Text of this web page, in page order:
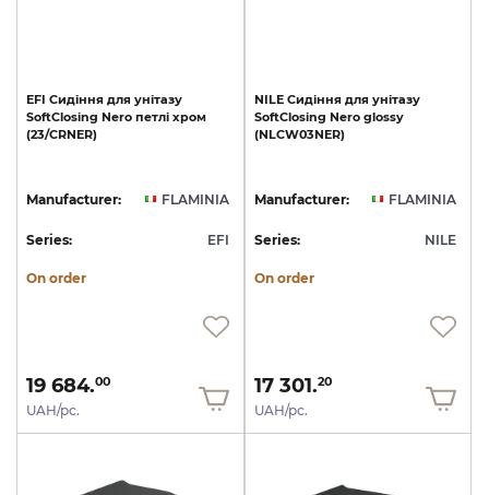
EFI Сидіння для унітазу
SoftClosing Nero петлі хром
(23/CRNER)
Manufacturer: FLAMINIA
Series: EFI
On order
19 684.00
UAH/pc.
NILE Сидіння для унітазу
SoftClosing Nero glossy
(NLCW03NER)
Manufacturer: FLAMINIA
Series: NILE
On order
17 301.20
UAH/pc.